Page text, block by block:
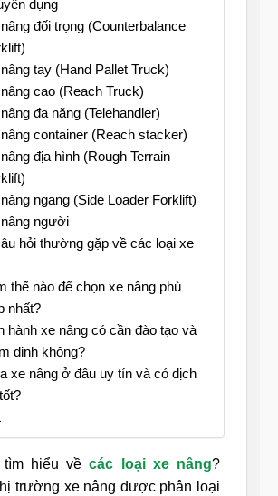
dụng
đối trọng (Counterbalance
tay (Hand Pallet Truck)
cao (Reach Truck)
đa năng (Telehandler)
container (Reach stacker)
địa hình (Rough Terrain
ngang (Side Loader Forklift)
người
hỏi thường gặp về các loại xe
thế nào để chọn xe nâng phù
nhất?
hành xe nâng có cần đào tạo và
định không?
xe nâng ở đâu uy tín và có dịch
tìm hiểu vềcác loại xe nâng?
trường xe nâng được phân loại